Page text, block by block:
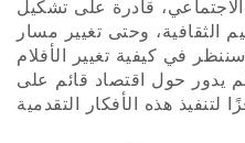
الاجتماعي، قادرة على تشكيل
الثقافية، وحتى تغيير مسار
في كيفية تغيير الأفلام
يدور حول اقتصاد قائم على